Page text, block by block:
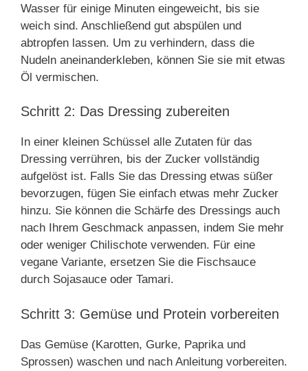
Wasser für einige Minuten eingeweicht, bis sie
weich sind. Anschließend gut abspülen und
abtropfen lassen. Um zu verhindern, dass die
Nudeln aneinanderkleben, können Sie sie mit etwas
Öl vermischen.
Schritt 2: Das Dressing zubereiten
In einer kleinen Schüssel alle Zutaten für das
Dressing verrühren, bis der Zucker vollständig
aufgelöst ist. Falls Sie das Dressing etwas süßer
bevorzugen, fügen Sie einfach etwas mehr Zucker
hinzu. Sie können die Schärfe des Dressings auch
nach Ihrem Geschmack anpassen, indem Sie mehr
oder weniger Chilischote verwenden. Für eine
vegane Variante, ersetzen Sie die Fischsauce
durch Sojasauce oder Tamari.
Schritt 3: Gemüse und Protein vorbereiten
Das Gemüse (Karotten, Gurke, Paprika und
Sprossen) waschen und nach Anleitung vorbereiten.